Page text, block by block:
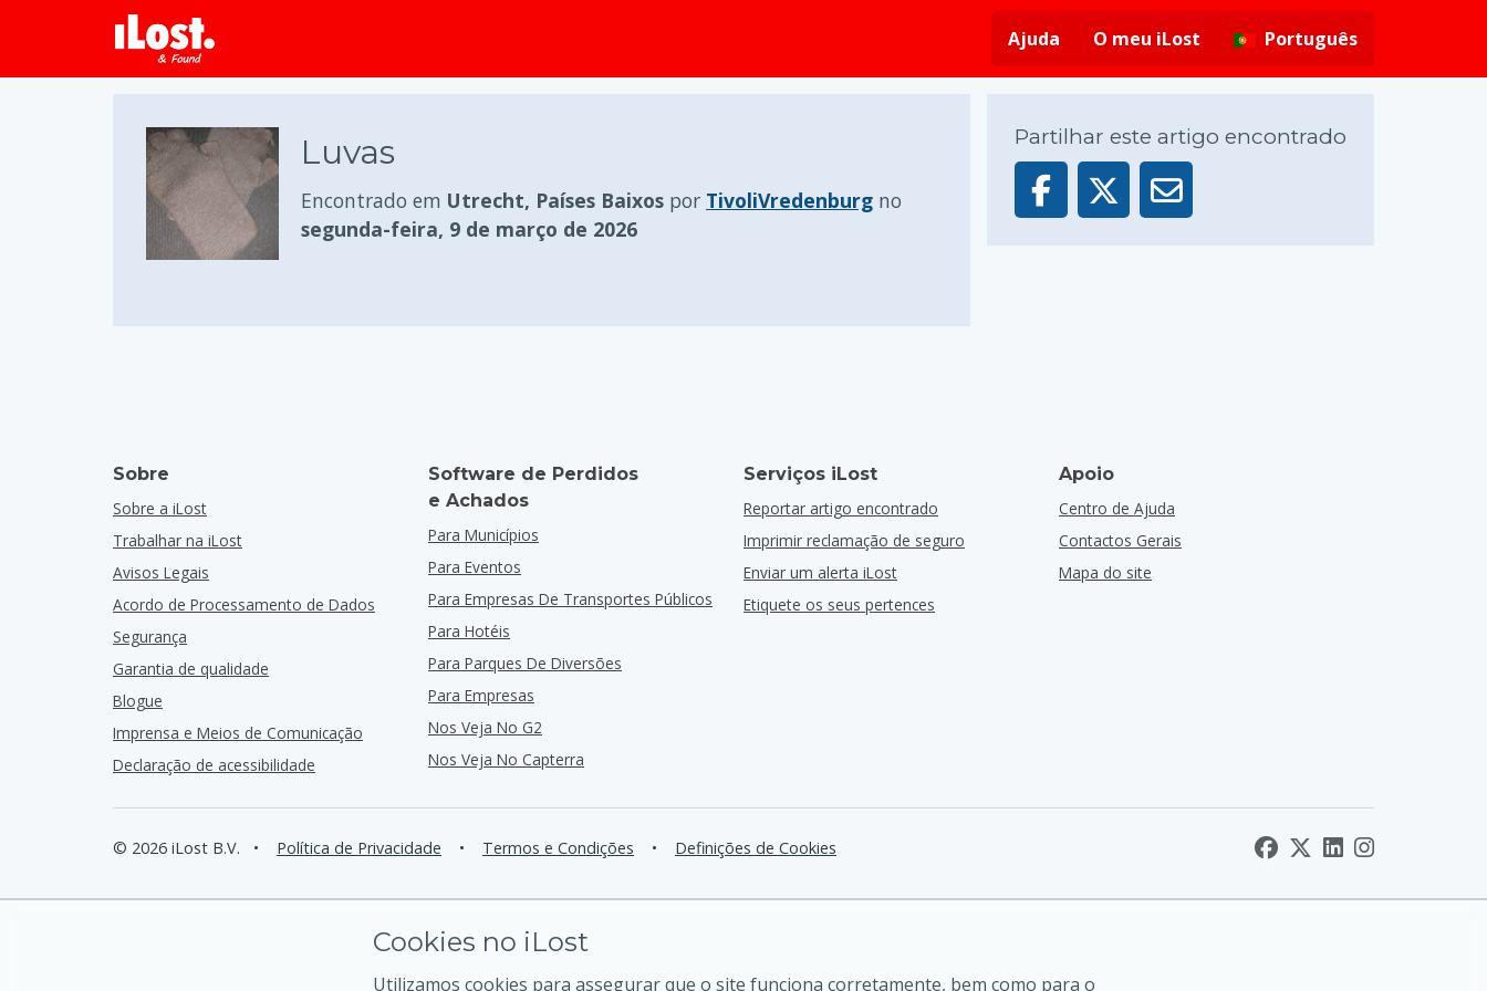
Ajuda
O meu iLost Português
Luvas
Encontrado em Utrecht, Países Baixos por TivoliVredenburg no
segunda-feira, 9 de março de 2026
Partilhar este artigo encontrado
Sobre
Sobre a iLost
Trabalhar na iLost
Avisos Legais
Acordo de Processamento de Dados
Segurança
Garantia de qualidade
Blogue
Imprensa e Meios de Comunicação
Declaração de acessibilidade
Software de Perdidos
e Achados
Para Municípios
Para Eventos
Para Empresas De Transportes Públicos
Para Hotéis
Para Parques De Diversões
Para Empresas
Nos Veja No G2
Nos Veja No Capterra
Serviços iLost
Reportar artigo encontrado
Imprimir reclamação de seguro
Enviar um alerta iLost
Etiquete os seus pertences
Apoio
Centro de Ajuda
Contactos Gerais
Mapa do site
© 2026 iLost B.V. • Política de Privacidade • Termos e Condições • Definições de Cookies
Cookies no iLost
Utilizamos cookies para assegurar que o site funciona corretamente, bem como para o